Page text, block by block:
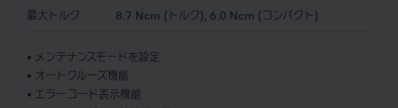
最大トルク 8.7 Ncm (トルク), 6.0 Ncm (コンパクト)
• メンテナンスモードを設定
• オートクルーズ機能
• エラーコード表示機能